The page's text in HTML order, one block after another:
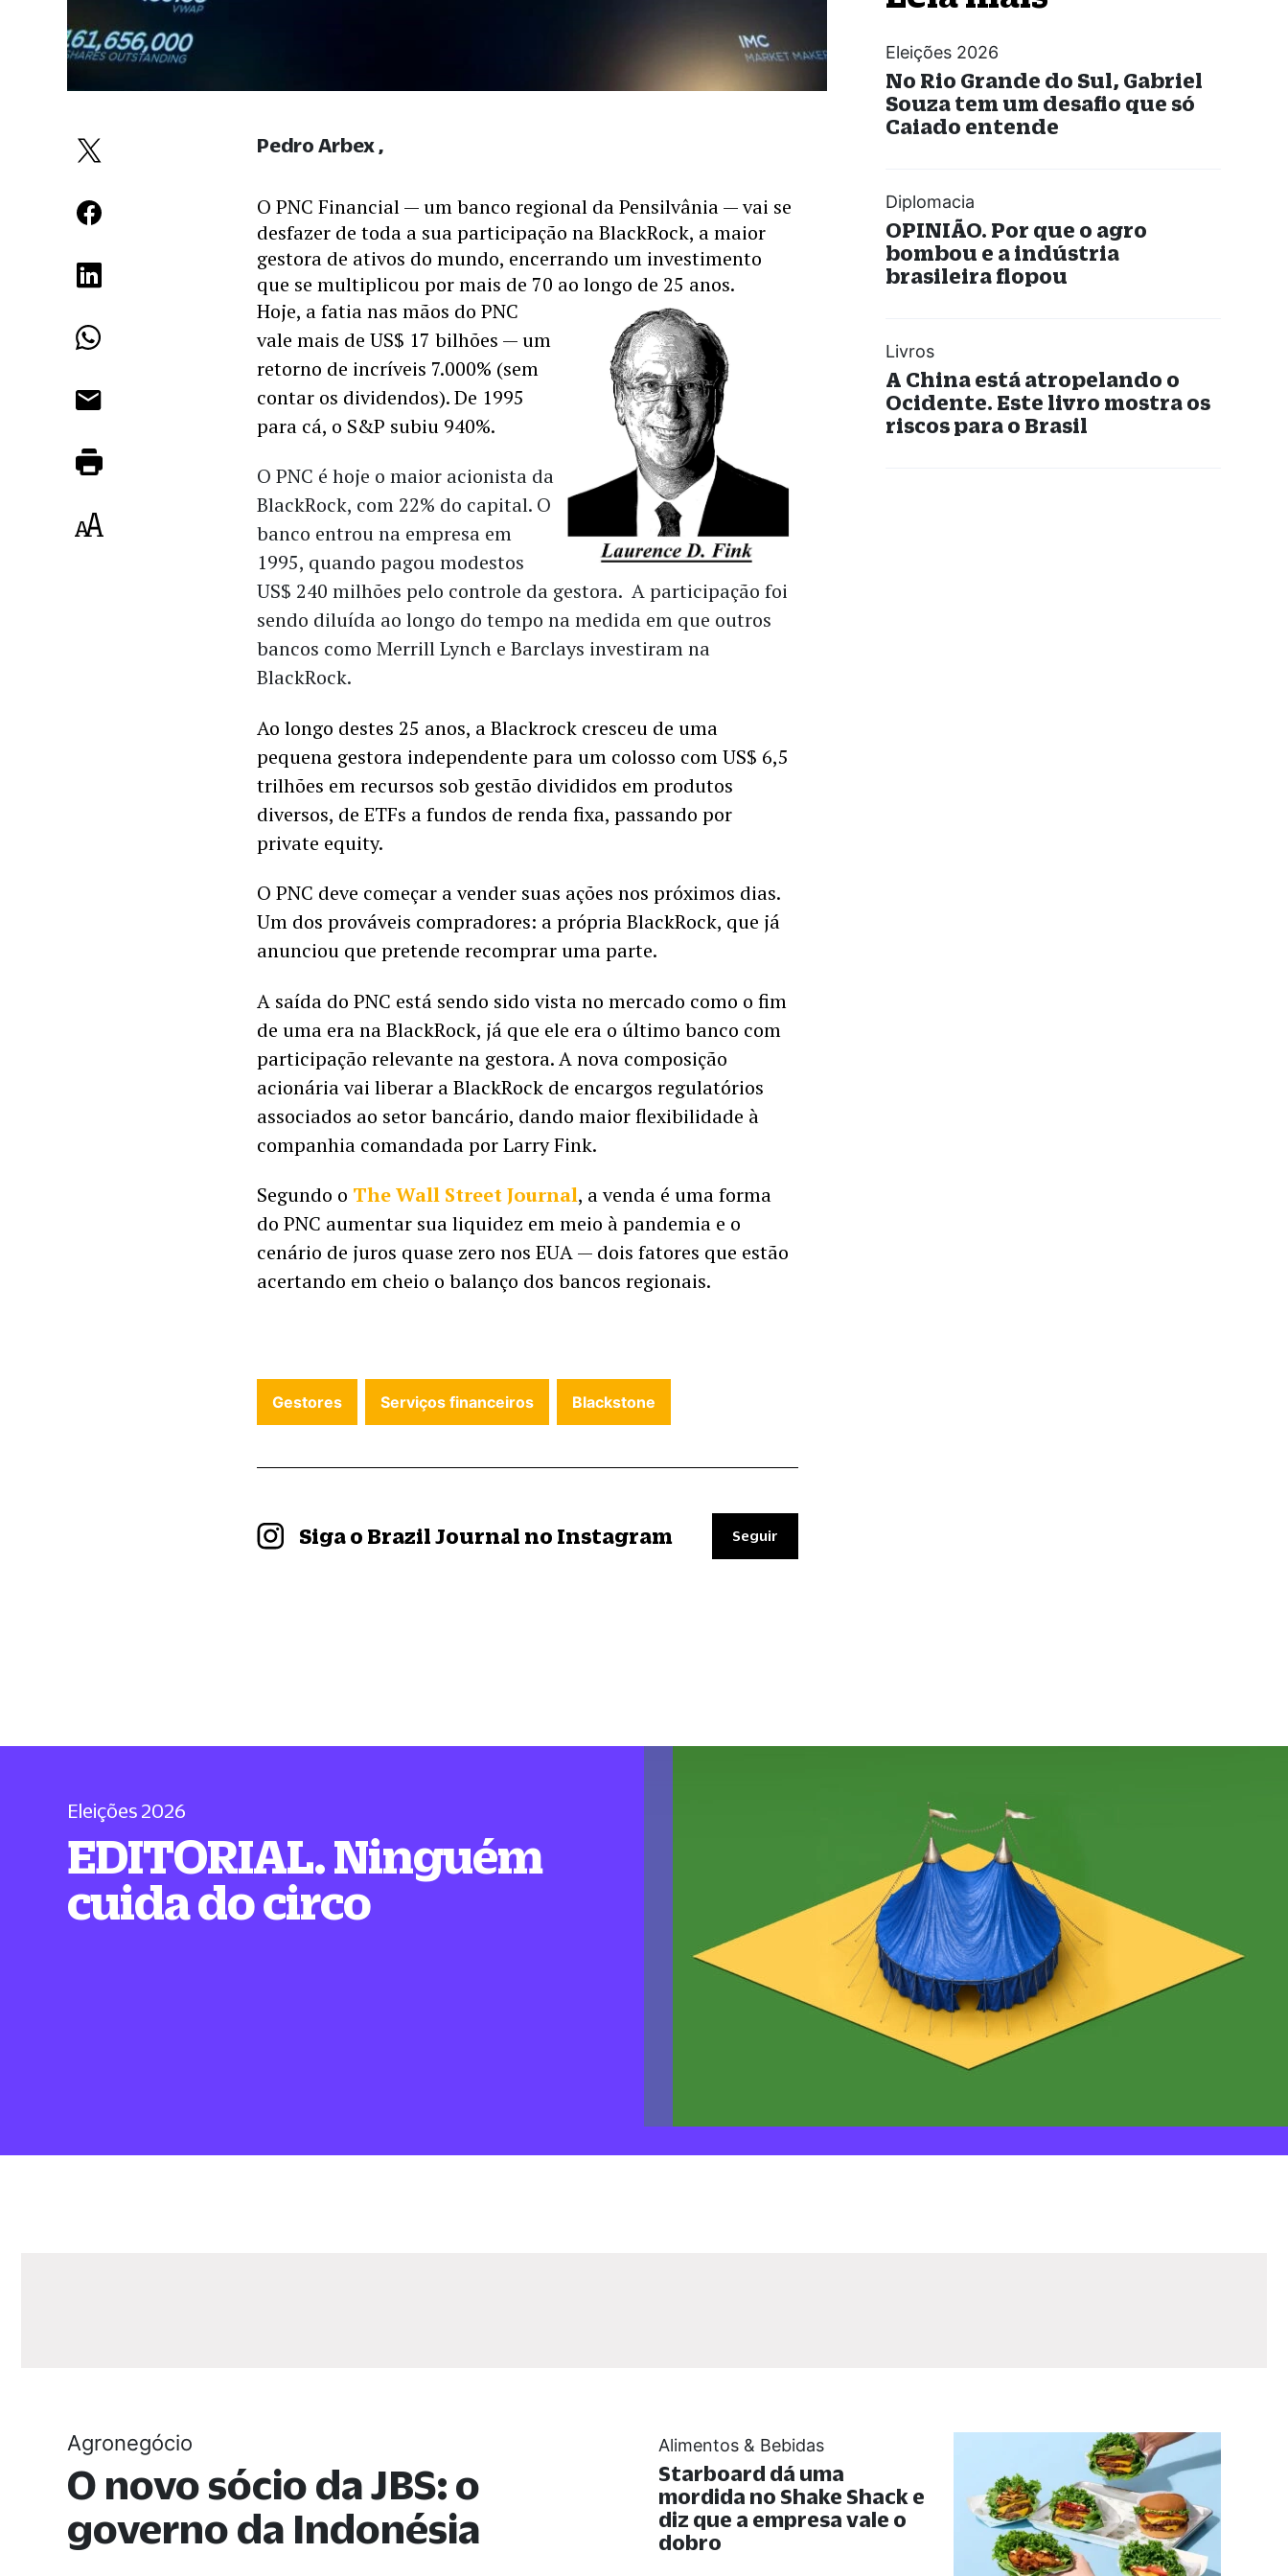
O PNC Financial — um banco regional da Pensilvânia — vai se
desfazer de toda a sua participação na BlackRock, a maior
gestora de ativos do mundo, encerrando um investimento
que se multiplicou por mais de 70 ao longo de 25 anos.
Hoje, a fatia nas mãos do PNC
vale mais de US$ 17 bilhões — um
retorno de incríveis 7.000% (sem
contar os dividendos). De 1995
para cá, o S&P subiu 940%.
O PNC é hoje o maior acionista da
BlackRock, com 22% do capital. O
banco entrou na empresa em
1995, quando pagou modestos
US$ 240 milhões pelo controle da gestora. A participação foi
sendo diluída ao longo do tempo na medida em que outros
bancos como Merrill Lynch e Barclays investiram na
BlackRock.
Ao longo destes 25 anos, a Blackrock cresceu de uma
pequena gestora independente para um colosso com US$ 6,5
trilhões em recursos sob gestão divididos em produtos
diversos, de ETFs a fundos de renda fixa, passando por
private equity.
O PNC deve começar a vender suas ações nos próximos dias.
Um dos prováveis compradores: a própria BlackRock, que já
anunciou que pretende recomprar uma parte.
A saída do PNC está sendo sido vista no mercado como o fim
de uma era na BlackRock, já que ele era o último banco com
participação relevante na gestora. A nova composição
acionária vai liberar a BlackRock de encargos regulatórios
associados ao setor bancário, dando maior flexibilidade à
companhia comandada por Larry Fink.
Segundo o The Wall Street Journal, a venda é uma forma
do PNC aumentar sua liquidez em meio à pandemia e o
cenário de juros quase zero nos EUA — dois fatores que estão
acertando em cheio o balanço dos bancos regionais.
Pedro Arbex
Gestores Serviços financeiros Blackstone
Siga o Brazil Journal no Instagram Seguir
Eleições 2026
No Rio Grande do Sul, Gabriel
Souza tem um desafio que só
Caiado entende
Diplomacia
OPINIÃO. Por que o agro
bombou e a indústria
brasileira flopou
Livros
A China está atropelando o
Ocidente. Este livro mostra os
riscos para o Brasil
Eleições 2026
EDITORIAL. Ninguém
cuida do circo
Agronegócio
O novo sócio da JBS: o
governo da Indonésia
Alimentos & Bebidas
Starboard dá uma
mordida no Shake Shack e
diz que a empresa vale o
dobro